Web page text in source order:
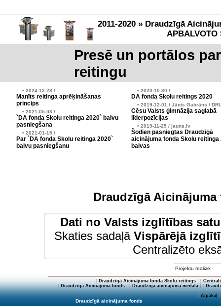
2011-2020 » Draudzīgā
APBALVOTO
Presē un portālos
reitingu
• 2024-12-28 /
Manīts reitinga aprēķināšanas
princips
• 2021-05-03 /
`DA fonda Skolu reitinga 2020` balvu
pasniegšana
• 2021-01-15 /
Par `DA fonda Skolu reitinga 2020`
balvu pasniegšanu
• 2020-10-30 /
DA fonda Skolu reitings 2020
• 2019-12-01 / Jānis Gabrāns /
Cēsu Valsts ģimnāzija saglabā
līderpozīcijas
• 2019-11-25 / jauns.lv
Šodien pasniegtas Draudzīgā
aicinājuma fonda Skolu reitinga
balvas
Draudzīgā
Dati no Valsts izglītības
Skaties sadaļā Vispārējā
Centralizēto
Projektu realizē:
[ Draudzīgā Aicinājuma fonda Skolu reitings] [
[Draudzīgā Aicinājuma fonds] [Draudzīgā aicinājuma medaļa] [
[Atpakaļ]
Draudzīgā aicinājuma fonds